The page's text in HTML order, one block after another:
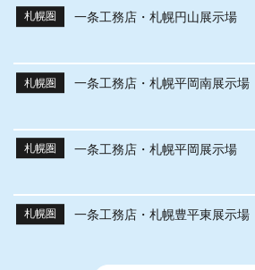
札幌圏 一条工務店・札幌円山展示場
札幌圏 一条工務店・札幌平岡南展示場
札幌圏 一条工務店・札幌平岡展示場
札幌圏 一条工務店・札幌豊平東展示場